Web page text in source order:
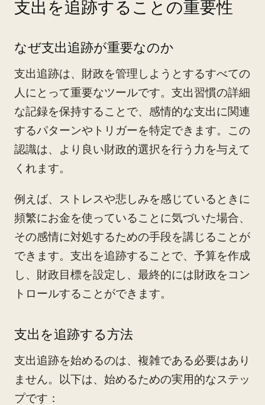
支出を追跡することの重要性
なぜ支出追跡が重要なのか
支出追跡は、財政を管理しようとするすべての
人にとって重要なツールです。支出習慣の詳細
な記録を保持することで、感情的な支出に関連
するパターンやトリガーを特定できます。この
認識は、より良い財政的選択を行う力を与えて
くれます。
例えば、ストレスや悲しみを感じているときに
頻繁にお金を使っていることに気づいた場合、
その感情に対処するための手段を講じることが
できます。支出を追跡することで、予算を作成
し、財政目標を設定し、最終的には財政をコン
トロールすることができます。
支出を追跡する方法
支出追跡を始めるのは、複雑である必要はあり
ません。以下は、始めるための実用的なステッ
プです：